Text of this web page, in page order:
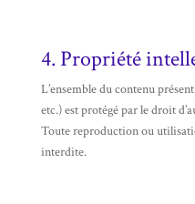
4. Propriété
L’ensemble du contenu
etc.) est protégé par le droit
Toute reproduction ou
interdite.